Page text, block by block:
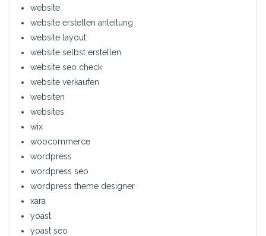
website
website erstellen anleitung
website layout
website selbst erstellen
website seo check
website verkaufen
websiten
websites
wix
woocommerce
wordpress
wordpress seo
wordpress theme designer
xara
yoast
yoast seo